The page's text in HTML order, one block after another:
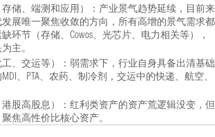
储、端测和应用）：产业景气趋势延续，目前来
展唯一聚焦收敛的方向，所有高增的景气需求都
环节（存储、Cowos、光芯片、电力相关等），
主。
、交运等）：弱需求下，行业自身具备出清基础
、PTA、农药、制冷剂，交运中的快递、航空、
股高股息）：红利类资产的资产荒逻辑没变，但
焦高性价比核心资产。